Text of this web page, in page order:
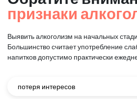
признаки
Выявить алкоголизм на начальных
Большинство считает употребление
напитков допустимо практически
потеря интересов